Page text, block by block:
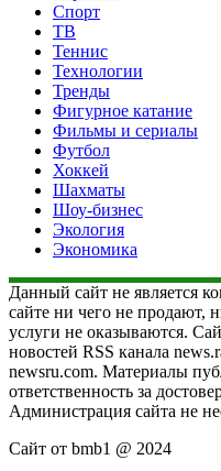
Спорт
ТВ
Теннис
Технологии
Тренды
Фигурное катание
Фильмы и сериалы
Футбол
Хоккей
Шахматы
Шоу-бизнес
Экология
Экономика
Данный сайт не является
сайте ни чего не продают,
услуги не оказываются.
новостей RSS канала
newsru.com. Материалы
ответственность за
Администрация сайта не
Сайт от bmb1 @ 2024